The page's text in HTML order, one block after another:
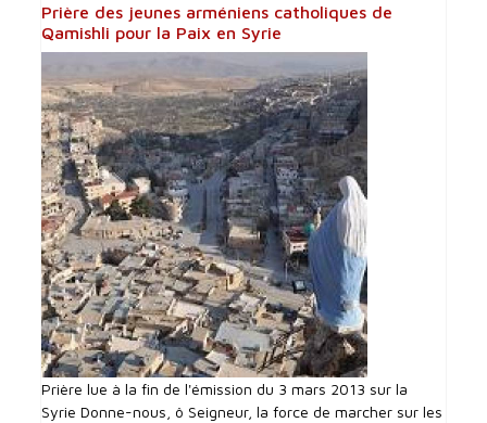
Prière des jeunes arméniens catholiques de
Qamishli pour la Paix en Syrie
Prière lue à la fin de l'émission du 3 mars 2013 sur la
Syrie Donne-nous, ô Seigneur, la force de marcher sur les